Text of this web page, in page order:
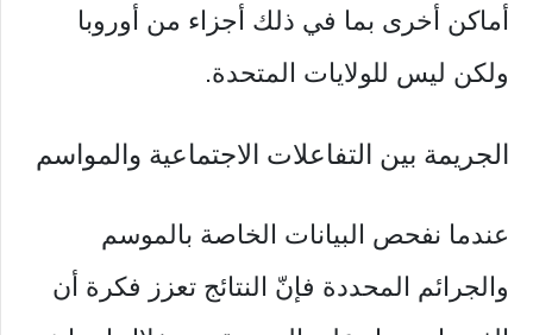
أماكن أخرى بما في ذلك أجزاء من أوروبا
ولكن ليس للولايات المتحدة.
الجريمة بين التفاعلات الاجتماعية والمواسم
عندما نفحص البيانات الخاصة بالموسم
والجرائم المحددة فإنّ النتائج تعزز فكرة أن